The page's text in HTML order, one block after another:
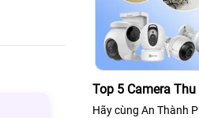
Top 5 Camera
Hãy cùng An Thành